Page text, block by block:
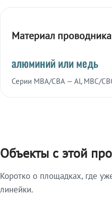
Материал проводника
алюминий или медь
Серии МВА/СВА — Al, МВС/
Объекты с этой
Коротко о площадках, где
линейки.